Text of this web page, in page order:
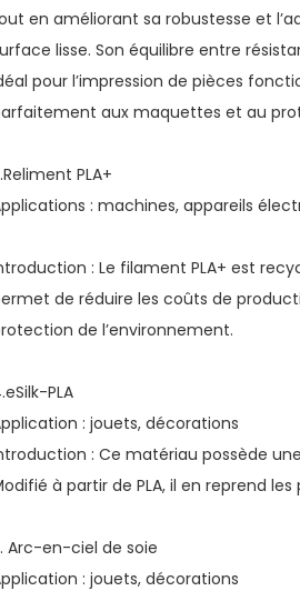
en améliorant sa robustesse et
lisse. Son équilibre entre
pour l’impression de pièces
aux maquettes et au
PLA+
: machines, appareils
: Le filament PLA+ est
de réduire les coûts de
de l’environnement.
PLA
: jouets, décorations
: Ce matériau possède
à partir de PLA, il en reprend
Arc-en-ciel de soie
: jouets, décorations